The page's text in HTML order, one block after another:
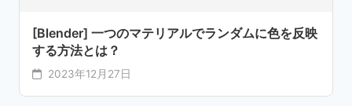
[Blender] 一つのマテリアルでランダムに色を反映
する方法とは？
2023年12月27日